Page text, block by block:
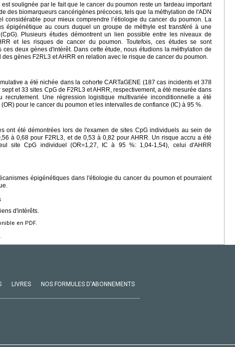
soulignée par le fait que le cancer du poumon reste un fardeau important
des biomarqueurs cancérigènes précoces, tels que la méthylation de l'ADN
considérable pour mieux comprendre l’étiologie du cancer du poumon. La
épigénétique au cours duquel un groupe de méthyle est transféré à une
Plusieurs études démontrent un lien possible entre les niveaux de
et les risques de cancer du poumon. Toutefois, ces études se sont
deux gènes d'intérêt. Dans cette étude, nous étudions la méthylation de
gènes F2RL3 et AHRR en relation avec le risque de cancer du poumon.
a été nichée dans la cohorte CARTaGENE (187 cas incidents et 378
et 33 sites CpG de F2RL3 et AHRR, respectivement, a été mesurée dans
Une régression logistique multivariée inconditionnelle a été
pour le cancer du poumon et les intervalles de confiance (IC) à 95 %.
ont été démontrées lors de l'examen de sites CpG individuels au sein de
à 0,68 pour F2RL3, et de 0,53 à 0,82 pour AHRR. Un risque accru a été
site CpG individuel (OR=1,27, IC à 95 %: 1,04-1,54), celui d'AHRR
épigénétiques dans l'étiologie du cancer du poumon et pourraient
d'intérêts.
en PDF.
LIVRES NOS FORMULES D'ABONNEMENTS